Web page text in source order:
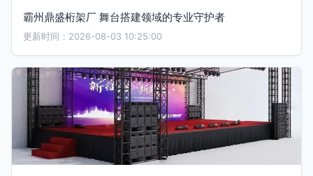
霸州鼎盛桁架厂 舞台搭建领域的专业守护者
更新时间：2026-08-03 10:25:00